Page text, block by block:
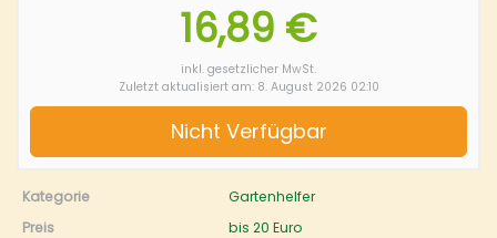
16,89 €
inkl. gesetzlicher MwSt.
Zuletzt aktualisiert am: 8. August 2026 02:10
Nicht Verfügbar
Kategorie
Gartenhelfer
Preis
bis 20 Euro